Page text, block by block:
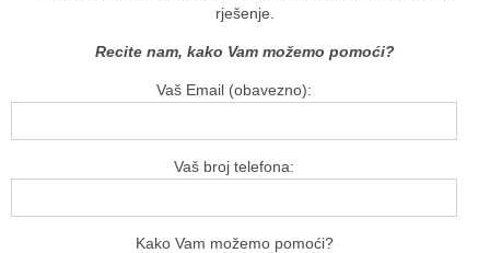
rješenje.
Recite nam, kako Vam možemo pomoći?
Vaš Email (obavezno):
Vaš broj telefona:
Kako Vam možemo pomoći?